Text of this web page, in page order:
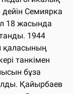
дейін Семиярка
18 жасында
1944
қаласының
танкімен
бұза
Қайырбаев